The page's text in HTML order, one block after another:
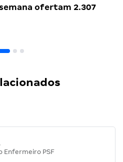
ofertam 2.307
Enfermeiro PSF